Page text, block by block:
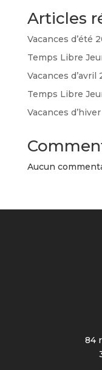
Articles
Vacances d’été
Temps Libre
Vacances d’avril
Temps Libre
Vacances
Aucun
84